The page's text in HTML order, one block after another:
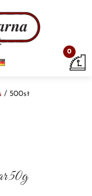
0
/ 500st
50g